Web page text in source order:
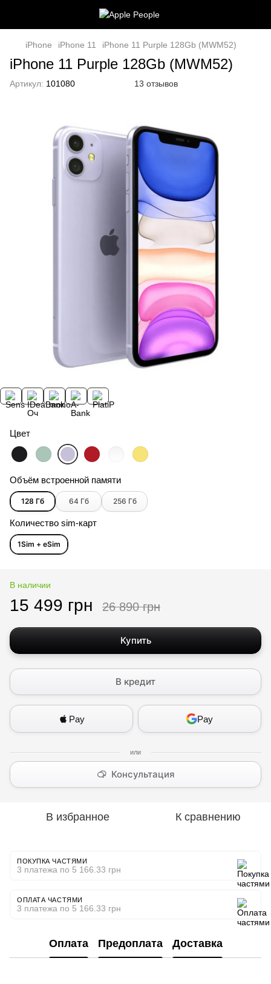
iPhone iPhone 11 iPhone 11 Purple 128Gb (MWM52)
iPhone 11 Purple 128Gb (MWM52)
Артикул: 101080 13 отзывов
Цвет
Объём встроенной памяти
128 Гб 64 Гб 256 Гб
Количество sim-карт
1Sim + eSim
В наличии
15 499 грн 26 890 грн
Купить
В кредит
Pay Pay
Консультация
В избранное К сравнению
ПОКУПКА ЧАСТЯМИ
3 платежа по 5 166.33 грн
ОПЛАТА ЧАСТЯМИ
3 платежа по 5 166.33 грн
Оплата Предоплата Доставка